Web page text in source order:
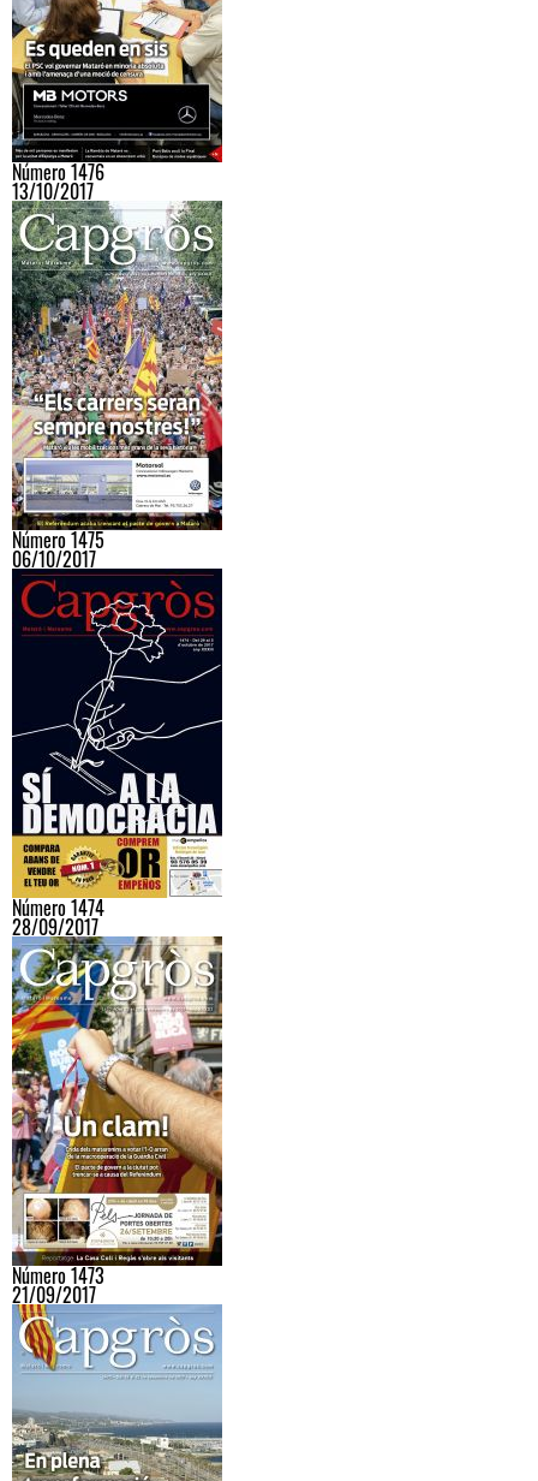
Número 1476
13/10/2017
Número 1475
06/10/2017
Número 1474
28/09/2017
Número 1473
21/09/2017